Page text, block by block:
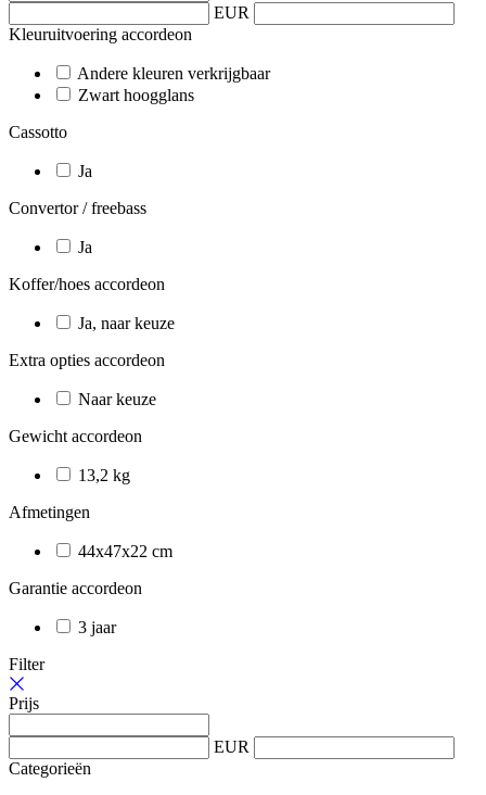
EUR
Kleuruitvoering accordeon
Andere kleuren verkrijgbaar
Zwart hoogglans
Cassotto
Ja
Convertor / freebass
Ja
Koffer/hoes accordeon
Ja, naar keuze
Extra opties accordeon
Naar keuze
Gewicht accordeon
13,2 kg
Afmetingen
44x47x22 cm
Garantie accordeon
3 jaar
Filter
Prijs
EUR
Categorieën